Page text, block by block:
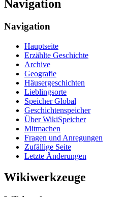
Navigation
Navigation
Hauptseite
Erzählte Geschichte
Archive
Geografie
Häusergeschichten
Lieblingsorte
Speicher Global
Geschichtenspeicher
Über WikiSpeicher
Mitmachen
Fragen und Anregungen
Zufällige Seite
Letzte Änderungen
Wikiwerkzeuge